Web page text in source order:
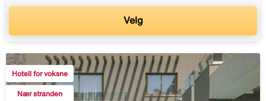
Velg
Hotell for voksne
Nær stranden